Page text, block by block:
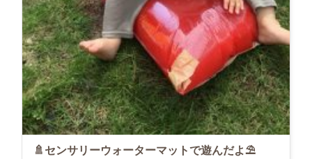
🚿センサリーウォーターマットで遊んだよ⛱️